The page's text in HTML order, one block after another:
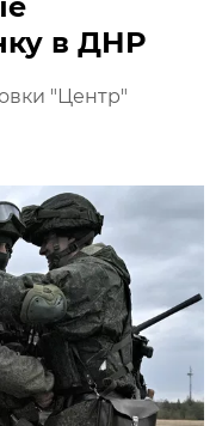
в ДНР
"Центр"